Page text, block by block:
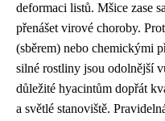
deformaci listů. Mšice zase
přenášet virové choroby.
(sběrem) nebo chemickými
silné rostliny jsou odolnější
důležité hyacintům dopřát
a světlé stanoviště.